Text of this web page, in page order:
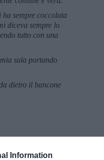
Information
ha sempre coccolata
diceva sempre lo
tutto con una
sala portando
dietro il bancone